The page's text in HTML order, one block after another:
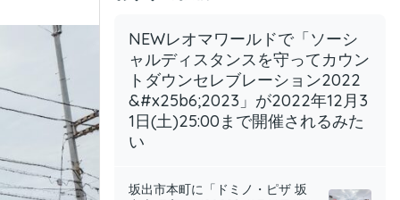
NEWレオマワールドで「ソーシ
ャルディスタンスを守ってカウン
トダウンセレブレーション2022
&#x25b6;︎2023」が2022年12月3
1日(土)25:00まで開催されるみた
い
坂出市本町に「ドミノ・ピザ 坂